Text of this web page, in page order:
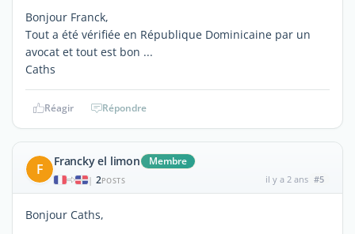
Bonjour Franck,
Tout a été vérifiée en République Dominicaine par un
avocat et tout est bon ...
Caths
Réagir Répondre
F Francky el limon Membre
| 2POSTS il y a 2 ans #5
Bonjour Caths,